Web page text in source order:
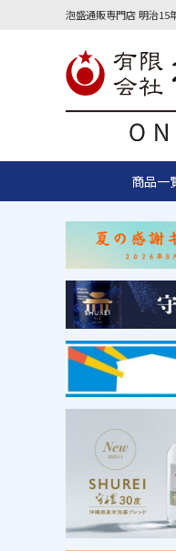
泡盛通販専門店 明治15
商品一